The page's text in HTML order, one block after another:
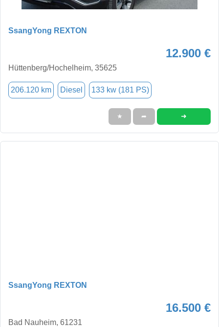
SsangYong REXTON
12.900 €
Hüttenberg/Hochelheim, 35625
206.120 km Diesel 133 kw (181 PS)
★ ➦ ➜
SsangYong REXTON
16.500 €
Bad Nauheim, 61231